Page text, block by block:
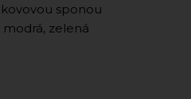
sponou
modrá, zelená